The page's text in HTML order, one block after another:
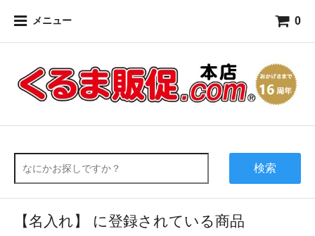
メニュー 0
検索
【名入れ】 に登録されている商品